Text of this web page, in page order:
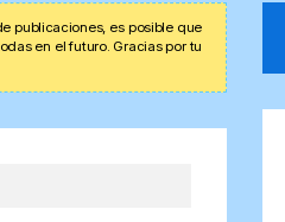
publicaciones, es posible que
en el futuro. Gracias por tu